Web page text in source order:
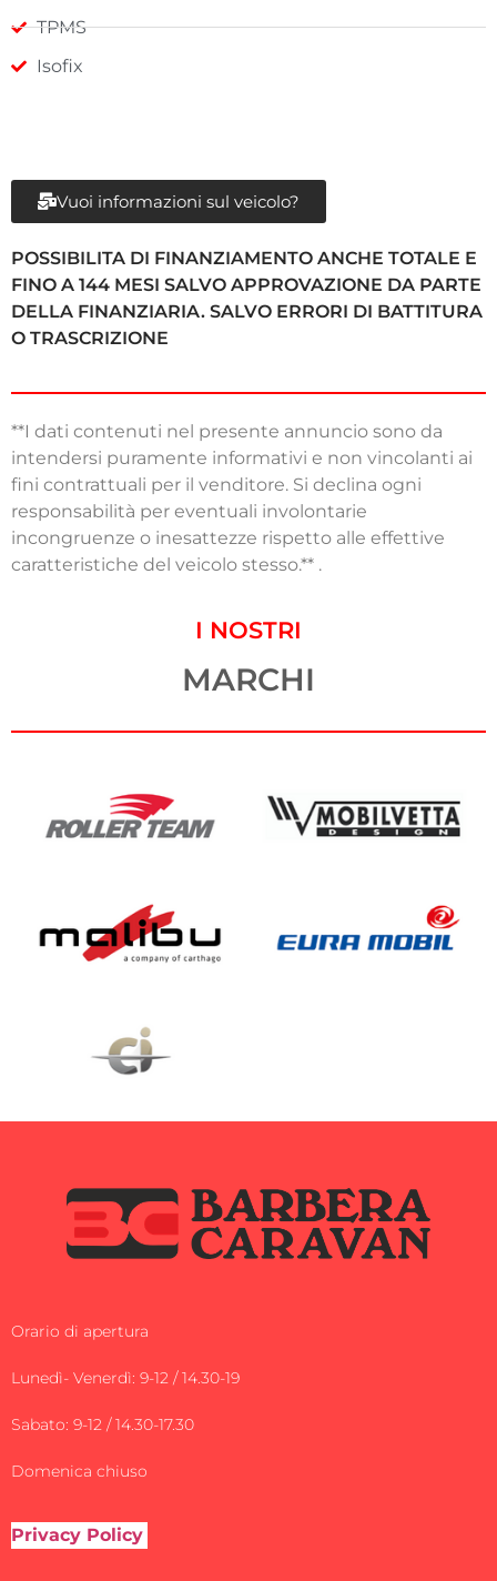
TPMS
Isofix
Vuoi informazioni sul veicolo?
POSSIBILITA DI FINANZIAMENTO ANCHE TOTALE E
FINO A 144 MESI SALVO APPROVAZIONE DA PARTE
DELLA FINANZIARIA. SALVO ERRORI DI BATTITURA
O TRASCRIZIONE
**I dati contenuti nel presente annuncio sono da
intendersi puramente informativi e non vincolanti ai
fini contrattuali per il venditore. Si declina ogni
responsabilità per eventuali involontarie
incongruenze o inesattezze rispetto alle effettive
caratteristiche del veicolo stesso.** .
I NOSTRI
MARCHI
Orario di apertura
Lunedì- Venerdì: 9-12 / 14.30-19
Sabato: 9-12 / 14.30-17.30
Domenica chiuso
Privacy Policy